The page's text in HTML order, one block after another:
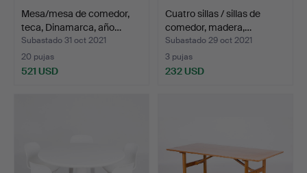
Mesa/mesa de comedor,
teca, Dinamarca, año…
Subastado 31 oct 2021
20 pujas
521 USD
Cuatro sillas / sillas de
comedor, madera,…
Subastado 29 oct 2021
3 pujas
232 USD